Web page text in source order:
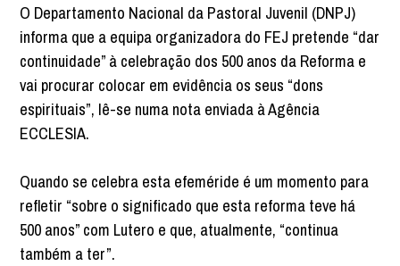
O Departamento Nacional da Pastoral Juvenil (DNPJ)
informa que a equipa organizadora do FEJ pretende “dar
continuidade” à celebração dos 500 anos da Reforma e
vai procurar colocar em evidência os seus “dons
espirituais”, lê-se numa nota enviada à Agência
ECCLESIA.
Quando se celebra esta efeméride é um momento para
refletir “sobre o significado que esta reforma teve há
500 anos” com Lutero e que, atualmente, “continua
também a ter”.